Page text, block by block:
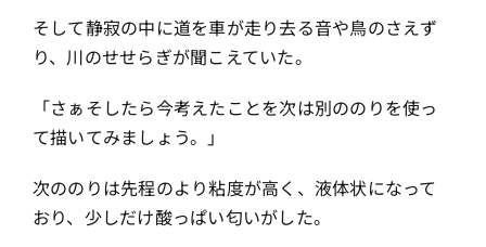
そして静寂の中に道を車が走り去る音や鳥のさえず
り、川のせせらぎが聞こえていた。
「さぁそしたら今考えたことを次は別ののりを使っ
て描いてみましょう。」
次ののりは先程のより粘度が高く、液体状になって
おり、少しだけ酸っぱい匂いがした。